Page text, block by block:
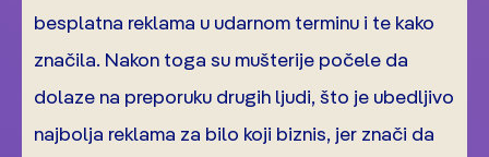
besplatna reklama u udarnom terminu i te kako
značila. Nakon toga su mušterije počele da
dolaze na preporuku drugih ljudi, što je ubedljivo
najbolja reklama za bilo koji biznis, jer znači da